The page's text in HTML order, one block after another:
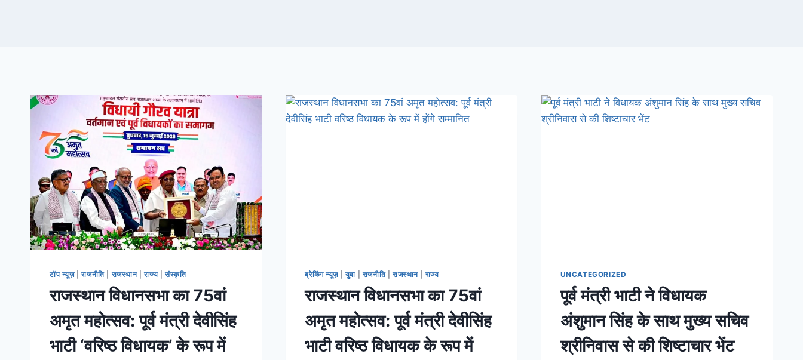
टॉप न्यूज़|राजनीति| राजस्थान|राज्य| संस्कृति
राजस्थान विधानसभा का 75वां
अमृत महोत्सव: पूर्व मंत्री देवीसिंह
भाटी ‘वरिष्ठ विधायक’ के रूप में
ब्रेकिंग न्यूज़ युवा राजनीति|राजस्थान राज्य
राजस्थान विधानसभा का 75वां
अमृत महोत्सव: पूर्व मंत्री देवीसिंह
भाटी वरिष्ठ विधायक के रूप में
UNCATEGORIZED
पूर्व मंत्री भाटी ने विधायक
अंशुमान सिंह के साथ मुख्य सचिव
श्रीनिवास से की शिष्टाचार भेंट